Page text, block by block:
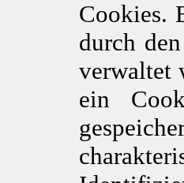
Cookies.
durch
verwaltet
ein